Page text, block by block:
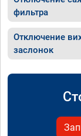
фильтра
Отключение
заслонок